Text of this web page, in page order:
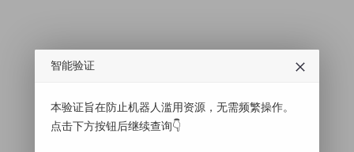
智能验证
本验证旨在防止机器人滥用资源，无需频繁操作。
点击下方按钮后继续查询👇